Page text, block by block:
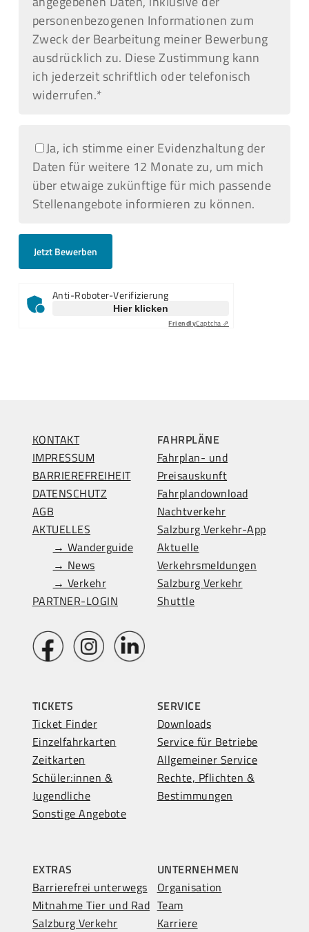
personenbezogenen Informationen zum
Zweck der Bearbeitung meiner Bewerbung
ausdrücklich zu. Diese Zustimmung kann
ich jederzeit schriftlich oder telefonisch
widerrufen.*
Ja, ich stimme einer Evidenzhaltung der
Daten für weitere 12 Monate zu, um mich
über etwaige zukünftige für mich passende
Stellenangebote informieren zu können.
Anti-Roboter-Verifizierung
Hier klicken
FriendlyCaptcha ⇗
KONTAKT
IMPRESSUM
BARRIEREFREIHEIT
DATENSCHUTZ
AGB
AKTUELLES
→ Wanderguide
→ News
→ Verkehr
PARTNER-LOGIN
FAHRPLÄNE
Fahrplan- und
Preisauskunft
Fahrplandownload
Nachtverkehr
Salzburg Verkehr-App
Aktuelle
Verkehrsmeldungen
Salzburg Verkehr
Shuttle
TICKETS
Ticket Finder
Einzelfahrkarten
Zeitkarten
Schüler:innen &
Jugendliche
Sonstige Angebote
SERVICE
Downloads
Service für Betriebe
Allgemeiner Service
Rechte, Pflichten &
Bestimmungen
EXTRAS
Barrierefrei unterwegs
Mitnahme Tier und Rad
Salzburg Verkehr
UNTERNEHMEN
Organisation
Team
Karriere